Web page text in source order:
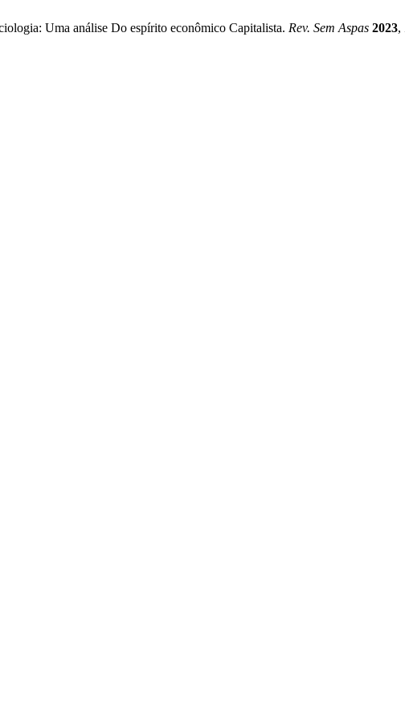
Uma análise Do espírito econômico Capitalista. Rev. Sem Aspas 2023,